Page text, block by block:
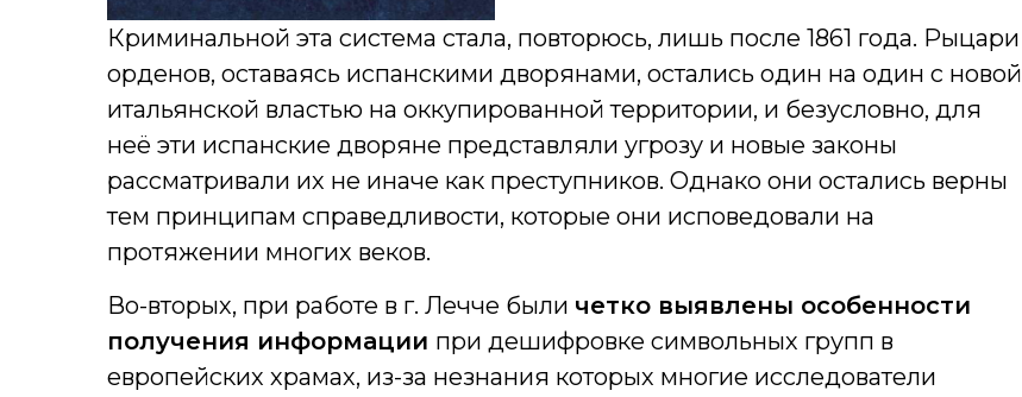
Криминальной эта система стала, повторюсь, лишь после 1861 года. Рыцари
орденов, оставаясь испанскими дворянами, остались один на один с новой
итальянской властью на оккупированной территории, и безусловно, для
неё эти испанские дворяне представляли угрозу и новые законы
рассматривали их не иначе как преступников. Однако они остались верны
тем принципам справедливости, которые они исповедовали на
протяжении многих веков.
Во-вторых, при работе в г. Лечче были четко выявлены особенности
получения информации при дешифровке символьных групп в
европейских храмах, из-за незнания которых многие исследователи